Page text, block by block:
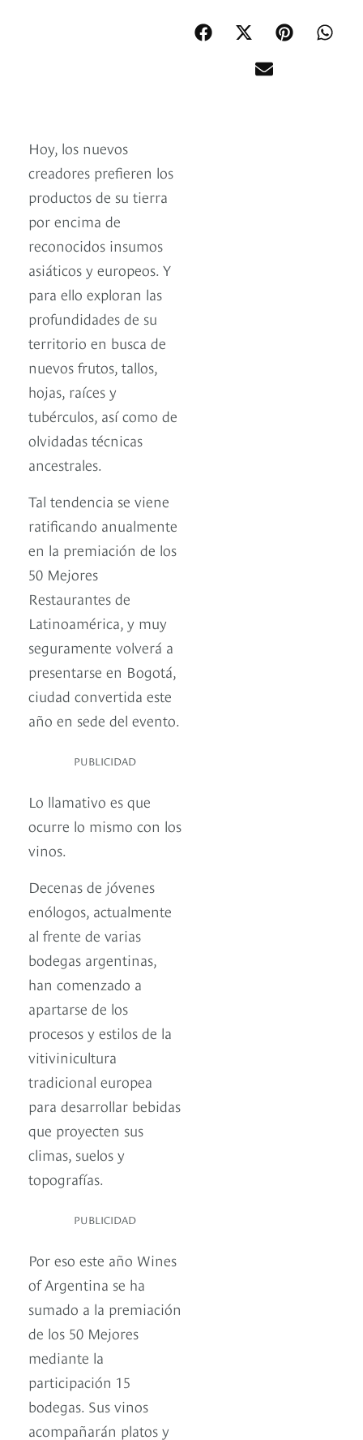
Hoy, los nuevos
creadores prefieren los
productos de su tierra
por encima de
reconocidos insumos
asiáticos y europeos. Y
para ello exploran las
profundidades de su
territorio en busca de
nuevos frutos, tallos,
hojas, raíces y
tubérculos, así como de
olvidadas técnicas
ancestrales.
Tal tendencia se viene
ratificando anualmente
en la premiación de los
50 Mejores
Restaurantes de
Latinoamérica, y muy
seguramente volverá a
presentarse en Bogotá,
ciudad convertida este
año en sede del evento.
PUBLICIDAD
Lo llamativo es que
ocurre lo mismo con los
vinos.
Decenas de jóvenes
enólogos, actualmente
al frente de varias
bodegas argentinas,
han comenzado a
apartarse de los
procesos y estilos de la
vitivinicultura
tradicional europea
para desarrollar bebidas
que proyecten sus
climas, suelos y
topografías.
PUBLICIDAD
Por eso este año Wines
of Argentina se ha
sumado a la premiación
de los 50 Mejores
mediante la
participación 15
bodegas. Sus vinos
acompañarán platos y